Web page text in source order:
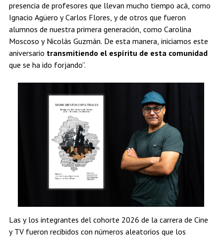
presencia de profesores que llevan mucho tiempo acá, como
Ignacio Agüero y Carlos Flores, y de otros que fueron
alumnos de nuestra primera generación, como Carolina
Moscoso y Nicolás Guzmán. De esta manera, iniciamos este
aniversario transmitiendo el espíritu de esta comunidad
que se ha ido forjando”.
Las y los integrantes del cohorte 2026 de la carrera de Cine
y TV fueron recibidos con números aleatorios que los